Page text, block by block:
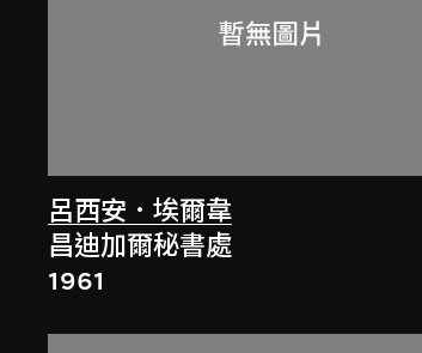
呂西安．埃爾韋
昌迪加爾秘書處
1961